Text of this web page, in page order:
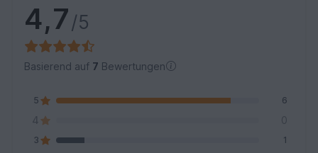
4,7/5
Basierend auf 7 Bewertungen
5 6
4 0
3 1